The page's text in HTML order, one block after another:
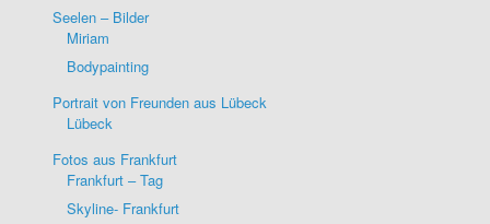
Seelen – Bilder
Miriam
Bodypainting
Portrait von Freunden aus Lübeck
Lübeck
Fotos aus Frankfurt
Frankfurt – Tag
Skyline- Frankfurt